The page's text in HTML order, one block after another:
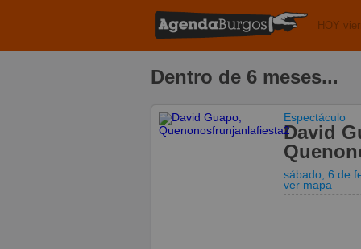
HOY
Dentro de 6 meses...
Espectáculo
David
sábado, 6 de
ver mapa